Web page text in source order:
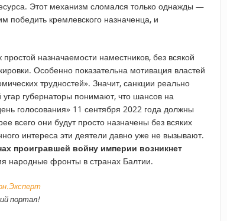
Этот механизм сломался только однажды —
победить кремлевского назначенца, и
назначаемости наместников, без всякой
Особенно показательна мотивация властей
трудностей». Значит, санкции реально
губернаторы понимают, что шансов на
голосования» 11 сентября 2022 года должны
всего они будут просто назначены без всяких
интереса эти деятели давно уже не вызывают.
проигравшей войну империи возникнет
народные фронты в странах Балтии.
портал!